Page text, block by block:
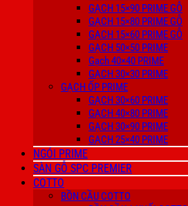
GẠCH 15×90 PRIME GỖ
GẠCH 15×80 PRIME GỖ
GẠCH 15×60 PRIME GỖ
GẠCH 50×50 PRIME
Gạch 40×40 PRIME
GẠCH 30×30 PRIME
GẠCH ỐP PRIME
GẠCH 30×60 PRIME
GẠCH 40×80 PRIME
GẠCH 30×90 PRIME
GẠCH 25×40 PRIME
NGÓI PRIME
SÀN GỖ SPC PREMIER
COTTO
BỒN CẦU COTTO